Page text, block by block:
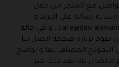
مع المتجر من خلال
رسالة على البريد و
، و في حالة
تقوم بزيارة صفحة اتصل بنا
النموذج المضاف بها و توضح
بك بعد ذلك عبر